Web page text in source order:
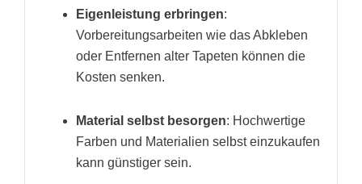
Eigenleistung erbringen:
Vorbereitungsarbeiten wie das Abkleben
oder Entfernen alter Tapeten können die
Kosten senken.
Material selbst besorgen: Hochwertige
Farben und Materialien selbst einzukaufen
kann günstiger sein.